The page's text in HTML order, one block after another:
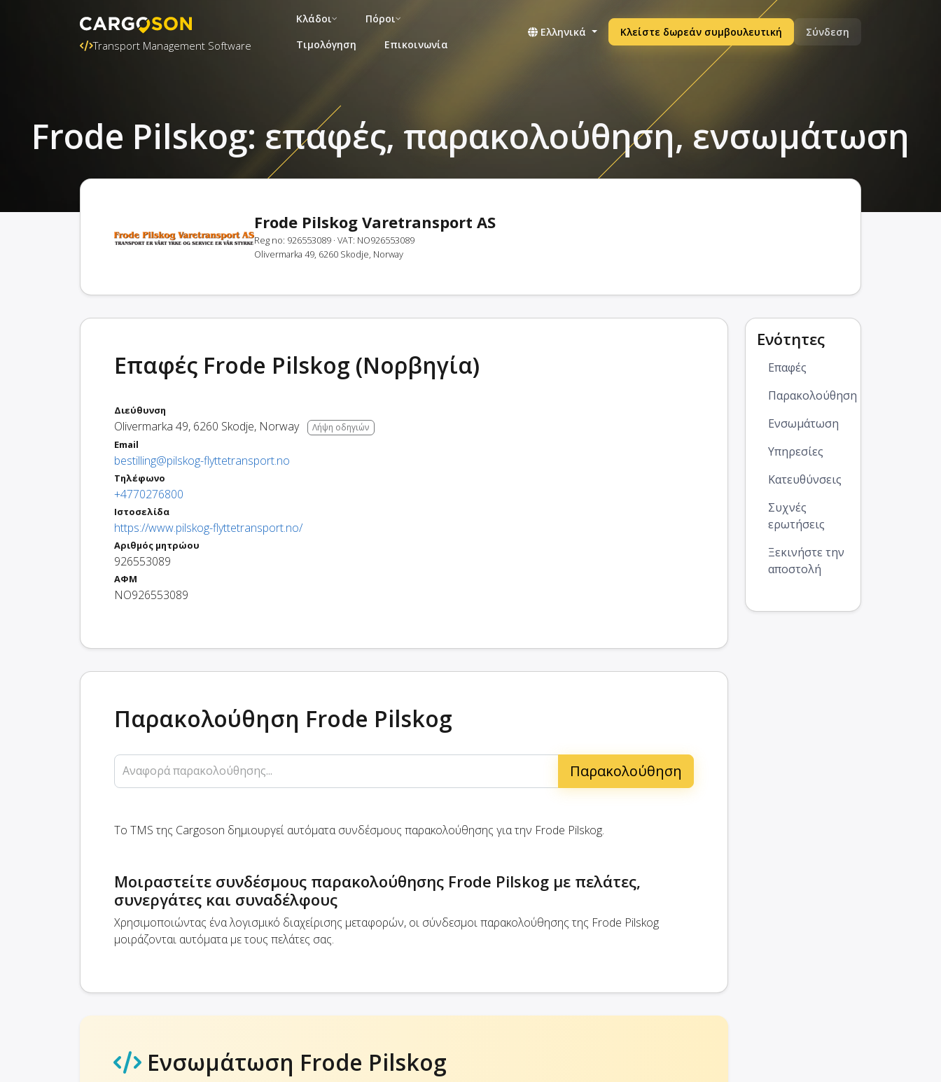
Transport Management Software
Κλάδοι
Πόροι
Τιμολόγηση
Επικοινωνία
Ελληνικά Κλείστε δωρεάν συμβουλευτική Σύνδεση
Frode Pilskog: επαφές, παρακολούθηση, ενσωμάτωση
Frode Pilskog Varetransport AS
Reg no: 926553089 · VAT: NO926553089
Olivermarka 49, 6260 Skodje, Norway
Επαφές Frode Pilskog (Νορβηγία)
Διεύθυνση
Olivermarka 49, 6260 Skodje, Norway Λήψη οδηγιών
Email
bestilling@pilskog-flyttetransport.no
Τηλέφωνο
+4770276800
Ιστοσελίδα
https://www.pilskog-flyttetransport.no/
Αριθμός μητρώου
926553089
ΑΦΜ
NO926553089
Παρακολούθηση Frode Pilskog
Αναφορά παρακολούθησης...
Το TMS της Cargoson δημιουργεί αυτόματα συνδέσμους παρακολούθησης για την Frode Pilskog.
Μοιραστείτε συνδέσμους παρακολούθησης Frode Pilskog με πελάτες,
συνεργάτες και συναδέλφους
Χρησιμοποιώντας ένα λογισμικό διαχείρισης μεταφορών, οι σύνδεσμοι παρακολούθησης της Frode Pilskog
μοιράζονται αυτόματα με τους πελάτες σας.
Ενσωμάτωση Frode Pilskog
Ενότητες
Επαφές
Παρακολούθηση
Ενσωμάτωση
Υπηρεσίες
Κατευθύνσεις
Συχνές
ερωτήσεις
Ξεκινήστε την
αποστολή